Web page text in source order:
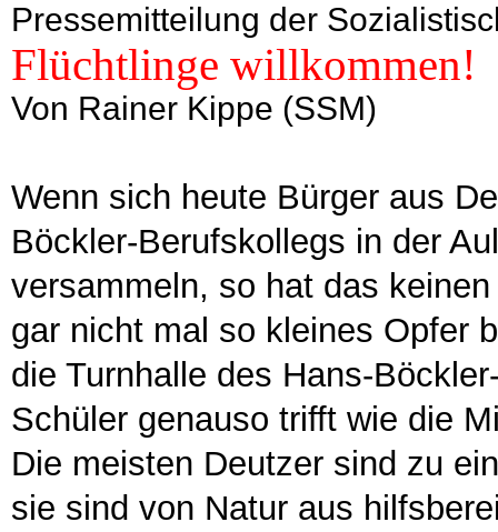
Pressemitteilung der
Flüchtlinge willkommen!
Von Rainer Kippe (SSM)
Wenn sich heute Bürger aus
Böckler-Berufskollegs in der
versammeln, so hat das
gar nicht mal so kleines Opfer
die Turnhalle des Hans-
Schüler genauso trifft wie die
Die meisten Deutzer sind zu
sie sind von Natur aus